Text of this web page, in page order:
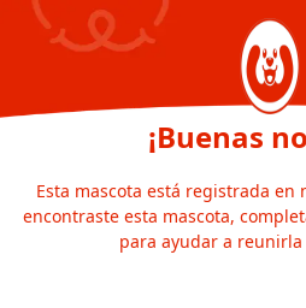
¡Buenas
Esta mascota está registrada en
encontraste esta mascota,
para ayudar a